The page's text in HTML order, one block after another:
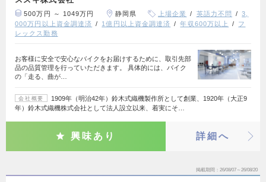
500万円 ～ 1049万円 静岡県 上場企業 英語力不問
3,
000万円以上資金調達済
1億円以上資金調達済 年収600万以上
フ
レックス勤務
お客様に安全で安心なバイクをお届けするために、取引先部
品の品質管理を行っていただきます。 具体的には、バイク
の「走る、曲が…
会社概要
1909年（明治42年）鈴木式織機製作所として創業、1920年（大正9
年）鈴木式織機株式会社として法人設立以来、着実にそ…
興味あり 詳細へ
掲載期間 26/08/07～26/08/20